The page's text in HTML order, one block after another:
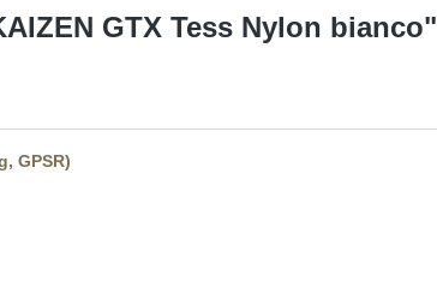
GTX Tess Nylon bianco"
GPSR)